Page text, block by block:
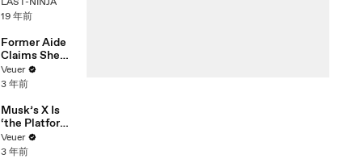
19 年前
Former Aide
Claims She
Was Asked to
Make a ‘Hit
Trump
Veuer
3 年前
Musk’s X Is
‘the Platform
With the
Largest Ratio
Veuer
3 年前